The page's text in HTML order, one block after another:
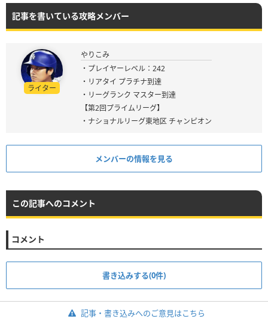
記事を書いている攻略メンバー
ライター
やりこみ
・プレイヤーレベル：242
・リアタイ プラチナ到達
・リーグランク マスター到達
【第2回プライムリーグ】
・ナショナルリーグ東地区 チャンピオン
メンバーの情報を見る
この記事へのコメント
コメント
書き込みする(0件)
記事・書き込みへのご意見はこちら